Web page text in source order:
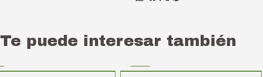
Te puede interesar también